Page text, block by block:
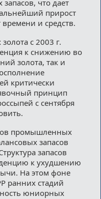
что дает
прирост
времени и средств.
с 2003 г.
к снижению во
золота, так и
критически
принцип
с сентября
промышленных
запасов
запасов
к ухудшению
На этом фоне
ранних стадий
юниорных